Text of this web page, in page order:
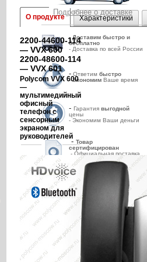
Подробнее о доставке
-Доставим быстро и
бесплатно
- Доставка по всей России
- Ответим быстро
-Экономим Ваше время
- Гарантия выгодной
цены
- Экономим Ваши деньги
- Товар
сертифицирован
- Официальная поставка
и гарантия
О продукте Характеристики
2200-44600-114
— VVX 600
2200-48600-114
— VVX 601
Polycom VVX 600
—
мультимедийный
офисный
телефон с
сенсорным
экраном для
руководителей